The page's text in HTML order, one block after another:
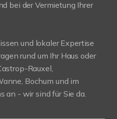
bei der Vermietung Ihrer
und lokaler Expertise
rund um Ihr Haus oder
Rauxel,
Bochum und im
an - wir sind für Sie da.